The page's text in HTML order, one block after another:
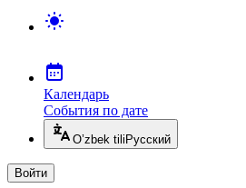
Календарь
События по дате
O’zbek tili Русский
Войти